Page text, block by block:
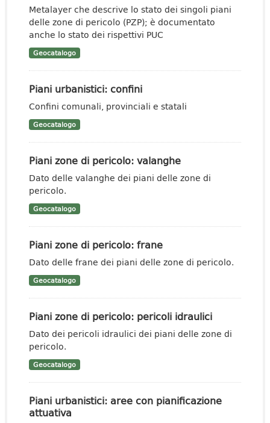
Metalayer che descrive lo stato dei singoli piani
delle zone di pericolo (PZP); è documentato
anche lo stato dei rispettivi PUC
Geocatalogo
Piani urbanistici: confini
Confini comunali, provinciali e statali
Geocatalogo
Piani zone di pericolo: valanghe
Dato delle valanghe dei piani delle zone di
pericolo.
Geocatalogo
Piani zone di pericolo: frane
Dato delle frane dei piani delle zone di pericolo.
Geocatalogo
Piani zone di pericolo: pericoli idraulici
Dato dei pericoli idraulici dei piani delle zone di
pericolo.
Geocatalogo
Piani urbanistici: aree con pianificazione
attuativa